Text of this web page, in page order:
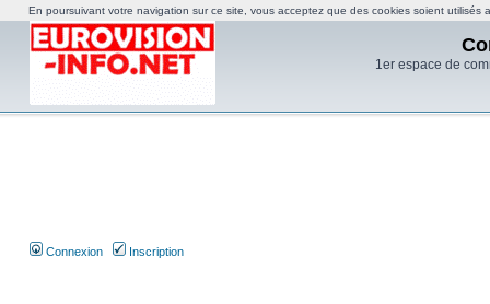
1er espace de
Connexion Inscription
En poursuivant votre navigation sur ce site, vous acceptez que des cookies soient